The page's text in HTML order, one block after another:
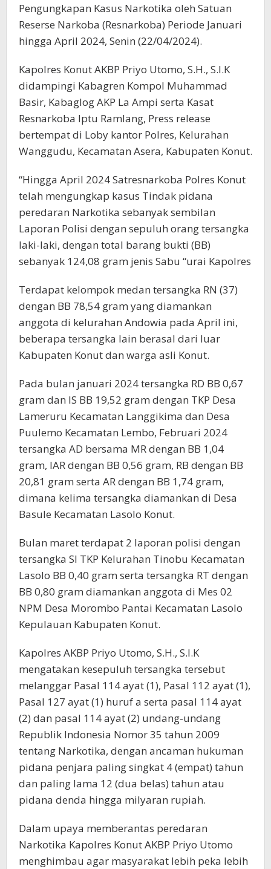
Pengungkapan Kasus Narkotika oleh Satuan
Reserse Narkoba (Resnarkoba) Periode Januari
hingga April 2024, Senin (22/04/2024).
Kapolres Konut AKBP Priyo Utomo, S.H., S.I.K
didampingi Kabagren Kompol Muhammad
Basir, Kabaglog AKP La Ampi serta Kasat
Resnarkoba Iptu Ramlang, Press release
bertempat di Loby kantor Polres, Kelurahan
Wanggudu, Kecamatan Asera, Kabupaten Konut.
“Hingga April 2024 Satresnarkoba Polres Konut
telah mengungkap kasus Tindak pidana
peredaran Narkotika sebanyak sembilan
Laporan Polisi dengan sepuluh orang tersangka
laki-laki, dengan total barang bukti (BB)
sebanyak 124,08 gram jenis Sabu “urai Kapolres
Terdapat kelompok medan tersangka RN (37)
dengan BB 78,54 gram yang diamankan
anggota di kelurahan Andowia pada April ini,
beberapa tersangka lain berasal dari luar
Kabupaten Konut dan warga asli Konut.
Pada bulan januari 2024 tersangka RD BB 0,67
gram dan IS BB 19,52 gram dengan TKP Desa
Lameruru Kecamatan Langgikima dan Desa
Puulemo Kecamatan Lembo, Februari 2024
tersangka AD bersama MR dengan BB 1,04
gram, IAR dengan BB 0,56 gram, RB dengan BB
20,81 gram serta AR dengan BB 1,74 gram,
dimana kelima tersangka diamankan di Desa
Basule Kecamatan Lasolo Konut.
Bulan maret terdapat 2 laporan polisi dengan
tersangka SI TKP Kelurahan Tinobu Kecamatan
Lasolo BB 0,40 gram serta tersangka RT dengan
BB 0,80 gram diamankan anggota di Mes 02
NPM Desa Morombo Pantai Kecamatan Lasolo
Kepulauan Kabupaten Konut.
Kapolres AKBP Priyo Utomo, S.H., S.I.K
mengatakan kesepuluh tersangka tersebut
melanggar Pasal 114 ayat (1), Pasal 112 ayat (1),
Pasal 127 ayat (1) huruf a serta pasal 114 ayat
(2) dan pasal 114 ayat (2) undang-undang
Republik Indonesia Nomor 35 tahun 2009
tentang Narkotika, dengan ancaman hukuman
pidana penjara paling singkat 4 (empat) tahun
dan paling lama 12 (dua belas) tahun atau
pidana denda hingga milyaran rupiah.
Dalam upaya memberantas peredaran
Narkotika Kapolres Konut AKBP Priyo Utomo
menghimbau agar masyarakat lebih peka lebih